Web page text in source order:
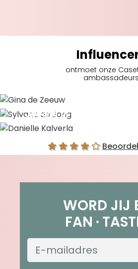
ontmoet onze
ambassadeurs
Sylvana de Jong
WORD JIJ
FAN